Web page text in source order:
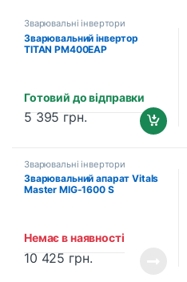
Зварювальні інвертори
Зварювальний інвертор
TITAN PM400EAP
Готовий до відправки
5 395 грн.
Зварювальні інвертори
Зварювальний апарат Vitals
Master MIG-1600 S
Немає в наявності
10 425 грн.